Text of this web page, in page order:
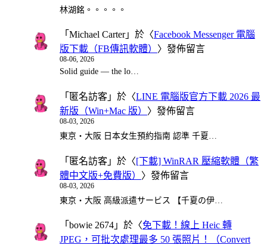
林湖銘。。。。。
「 Michael Carter」於〈Facebook Messenger 電腦
版下載（FB傳訊軟體） 〉發佈留言
08-06, 2026
Solid guide — the lo…
「 匿名訪客 」於〈LINE 電腦版官方下載 2026 最
新版（Win+Mac 版） 〉發佈留言
08-03, 2026
東京・大阪 日本女生預約指南 認準 千夏…
「 匿名訪客 」於〈[下載] WinRAR 壓縮軟體（繁
體中文版+免費版） 〉發佈留言
08-03, 2026
東京・大阪 高級派遣サービス 【千夏の伊…
「 bowie 2674 」於〈免下載！線上 Heic 轉
JPEG，可批次處理最多 50 張照片！（Convert